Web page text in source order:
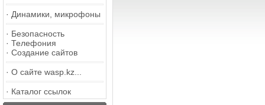
· Динамики, микрофоны
· Безопасность
· Телефония
· Создание сайтов
· О сайте wasp.kz...
· Каталог ссылок